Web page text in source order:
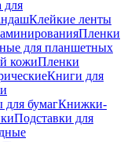
для
Клейкие ленты
Пленки
для планшетных
кожиПленки
Книги для
бумагКнижки-
Подставки для